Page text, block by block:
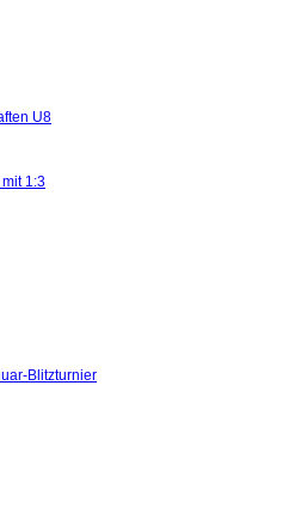
U8
1:3
Blitzturnier